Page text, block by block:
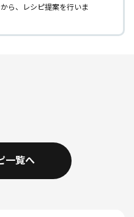
ら、レシピ提案を行いま
一覧へ